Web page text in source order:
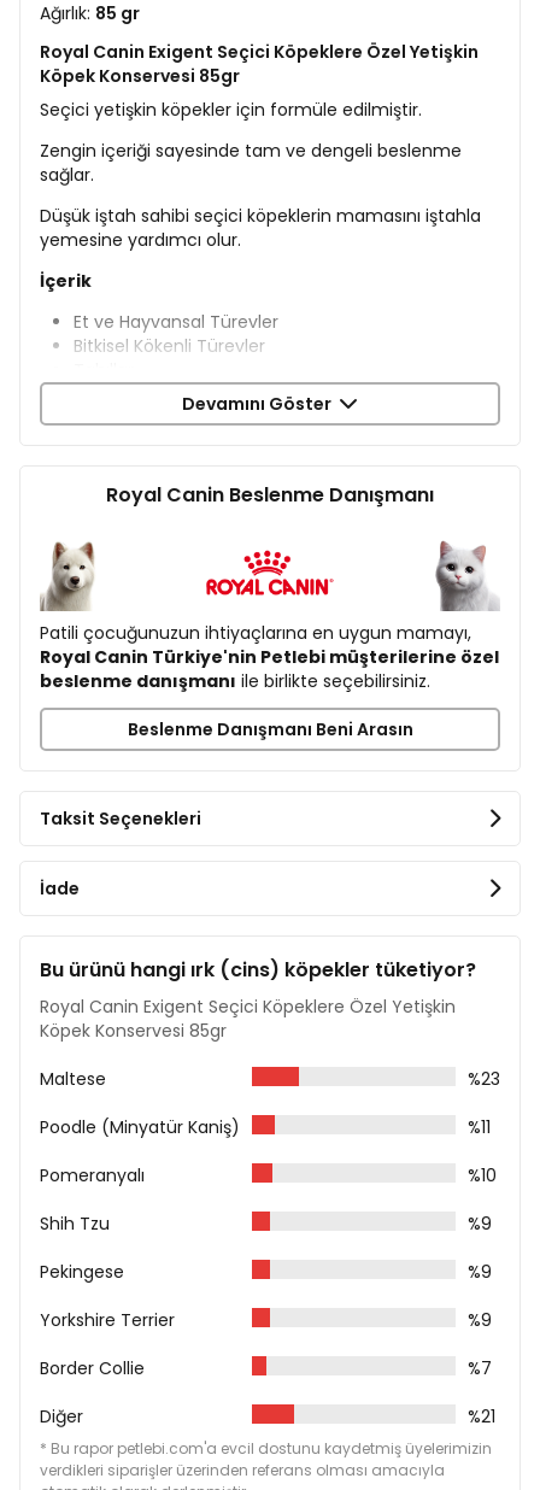
Ağırlık: 85 gr
Royal Canin Exigent Seçici Köpeklere Özel Yetişkin
Köpek Konservesi 85gr
Seçici yetişkin köpekler için formüle edilmiştir.
Zengin içeriği sayesinde tam ve dengeli beslenme
sağlar.
Düşük iştah sahibi seçici köpeklerin mamasını iştahla
yemesine yardımcı olur.
İçerik
Et ve Hayvansal Türevler
Bitkisel Kökenli Türevler
Çeşitli Şekerler
Protein %8,5
Kül %1,7
Lif %1,3
Nem %79,5
Besin Katkı Maddeleri
D3 Vitamini: 170IU
Demir: 4 mg
İyot: 0,3 mg
Bakır: 2,5 mg
2 kg köpekler için 2 paket
Serin ve kuru yerde saklayınız.
Devamını Göster
Royal Canin Beslenme Danışmanı
Patili çocuğunuzun ihtiyaçlarına en uygun mamayı,
Royal Canin Türkiye'nin Petlebi müşterilerine özel
beslenme danışmanı ile birlikte seçebilirsiniz.
Beslenme Danışmanı Beni Arasın
Taksit Seçenekleri
İade
Bu ürünü hangi ırk (cins) köpekler tüketiyor?
Royal Canin Exigent Seçici Köpeklere Özel Yetişkin
Köpek Konservesi 85gr
Maltese
%23
Poodle (Minyatür Kaniş)
%11
Pomeranyalı
%10
Shih Tzu
%9
Pekingese
%9
Yorkshire Terrier
%9
Border Collie
%7
Diğer
%21
* Bu rapor petlebi.com'a evcil dostunu kaydetmiş üyelerimizin
verdikleri siparişler üzerinden referans olması amacıyla